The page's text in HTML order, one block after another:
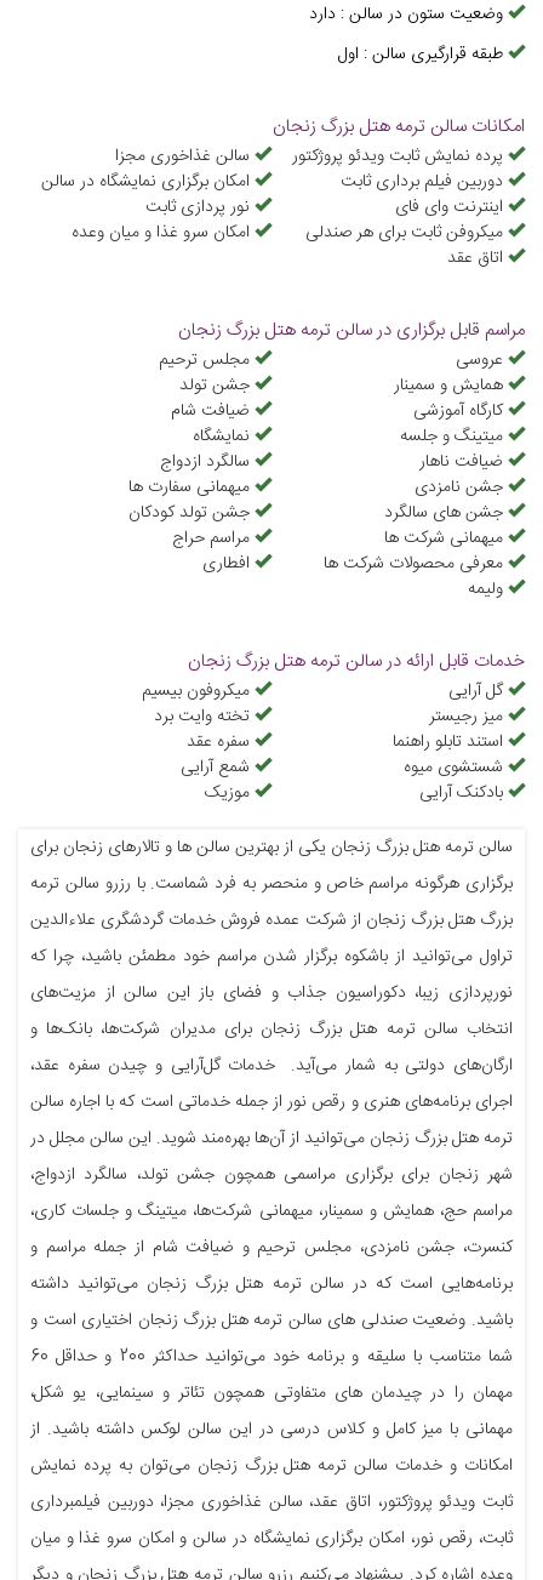
وضعیت ستون در سالن: دارد
طبقه قرارگیری سالن: اول
امکانات سالن ترمه هتل بزرگ زنجان
پرده نمایش ثابت ویدئو پروژکتور
سالن غذاخوری مجزا
دوربین فیلم برداری ثابت
امکان برگزاری نمایشگاه در سالن
اینترنت وای فای
نور پردازی ثابت
میکروفن ثابت برای هر صندلی
امكان سرو غذا و ميان وعده
اتاق عقد
مراسم قابل برگزاری در سالن ترمه هتل بزرگ زنجان
عروسی
مجلس ترحیم
همایش و سمینار
جشن تولد
کارگاه آموزشی
ضیافت شام
میتینگ و جلسه
نمایشگاه
ضیافت ناهار
سالگرد ازدواج
جشن نامزدی
میهمانی سفارت ها
جشن های سالگرد
جشن تولد کودکان
میهمانی شرکت ها
مراسم حراج
معرفی محصولات شرکت ها
افطاری
ولیمه
خدمات قابل ارائه در سالن ترمه هتل بزرگ زنجان
گل آرایی
میکروفون بیسیم
میز رجیستر
تخته وایت برد
استند تابلو راهنما
سفره عقد
شستشوی میوه
شمع آرایی
بادکنک آرایی
موزیک
سالن ترمه هتل بزرگ زنجان یکی از بهترین سالن ها و تالارهای زنجان برای
برگزاری هرگونه مراسم خاص و منحصر به فرد شماست. با رزرو سالن ترمه
بزرگ هتل بزرگ زنجان از شرکت عمده فروش خدمات گردشگری علاءالدین
تراول می‌توانید از باشکوه برگزار شدن مراسم خود مطمئن باشید، چرا که
نورپردازی زیبا، دکوراسیون جذاب و فضای باز این سالن از مزیت‌های
انتخاب سالن ترمه هتل بزرگ زنجان برای مدیران شرکت‌ها، بانک‌ها و
ارگان‌های دولتی به شمار می‌آید. خدمات گل‌آرایی و چیدن سفره عقد،
اجرای برنامه‌های هنری و رقص نور از جمله خدماتی است که با اجاره سالن
ترمه هتل بزرگ زنجان می‌توانید از آن‌ها بهره‌مند شوید. این سالن مجلل در
شهر زنجان برای برگزاری مراسمی همچون جشن تولد، سالگرد ازدواج،
مراسم حج، همایش و سمینار، میهمانی شرکت‌ها، میتینگ و جلسات کاری،
کنسرت، جشن نامزدی، مجلس ترحیم و ضیافت شام از جمله مراسم و
برنامه‌هایی است که در سالن ترمه هتل بزرگ زنجان می‌توانید داشته
باشید. وضعیت صندلی های سالن ترمه هتل بزرگ زنجان اختیاری است و
شما متناسب با سلیقه و برنامه خود می‌توانید حداکثر 200 و حداقل 60
مهمان را در چیدمان های متفاوتی همچون تئاتر و سینمایی، یو شکل،
مهمانی با میز کامل و کلاس درسی در این سالن لوکس داشته باشید. از
امکانات و خدمات سالن ترمه هتل بزرگ زنجان می‌توان به پرده نمایش
ثابت ویدئو پروژکتور، اتاق عقد، سالن غذاخوری مجزا، دوربین فیلمبرداری
ثابت، رقص نور، امکان برگزاری نمایشگاه در سالن و امکان سرو غذا و میان